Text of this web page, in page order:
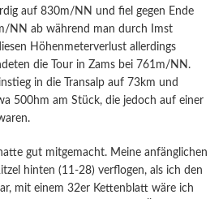
auf 830m/NN und fiel gegen Ende
NN ab während man durch Imst
Höhenmeterverlust allerdings
die Tour in Zams bei 761m/NN.
in die Transalp auf 73km und
500hm am Stück, die jedoch auf einer
gut mitgemacht. Meine anfänglichen
hinten (11-28) verflogen, als ich den
mit einem 32er Kettenblatt wäre ich